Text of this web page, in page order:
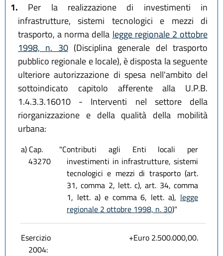
1. Per la realizzazione di investimenti in
infrastrutture, sistemi tecnologici e mezzi di
trasporto, a norma della legge regionale 2 ottobre
1998, n. 30(Disciplina generale del trasporto
pubblico regionale e locale), è disposta la seguente
ulteriore autorizzazione di spesa nell'ambito del
sottoindicato capitolo afferente alla U.P.B.
1.4.3.3.16010 - Interventi nel settore della
riorganizzazione e della qualità della mobilità
urbana:
a) Cap.
43270
"Contributi agli Enti locali per
investimenti in infrastrutture, sistemi
tecnologici e mezzi di trasporto (art.
31, comma 2, lett. c), art. 34, comma
1, lett. a) e comma 6, lett. a), legge
regionale 2 ottobre 1998, n. 30)"
Esercizio
2004:
+Euro 2.500.000,00.